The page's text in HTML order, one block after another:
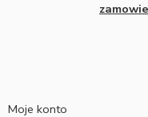
Moje konto